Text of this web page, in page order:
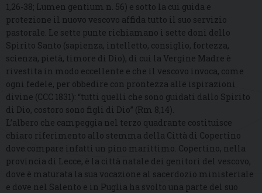
1,26-38; Lumen gentium n. 56) e sotto la cui guida e
protezione il nuovo vescovo affida tutto il suo servizio
pastorale. Le sette punte richiamano i sette doni dello
Spirito Santo (sapienza, intelletto, consiglio, fortezza,
scienza, pietà, timore di Dio), di cui la Vergine Madre è
rivestita in modo eccellente e che il vescovo invoca, come
ogni fedele, per obbedire con prontezza alle ispirazioni
divine (CCC 1831): “tutti quelli che sono guidati dallo Spirito
di Dio, costoro sono figli di Dio” (Rm 8,14).
L’albero che campeggia nel terzo quadrante costituisce
chiaro riferimento allo stemma della Città di Copertino
dove compare infatti un pino marittimo. Copertino, nella
provincia di Lecce, è la città natale dei genitori del vescovo,
dove è maturata la sua vocazione al sacerdozio ministeriale
e dove nel Salento e in Puglia ha svolto una parte del suo